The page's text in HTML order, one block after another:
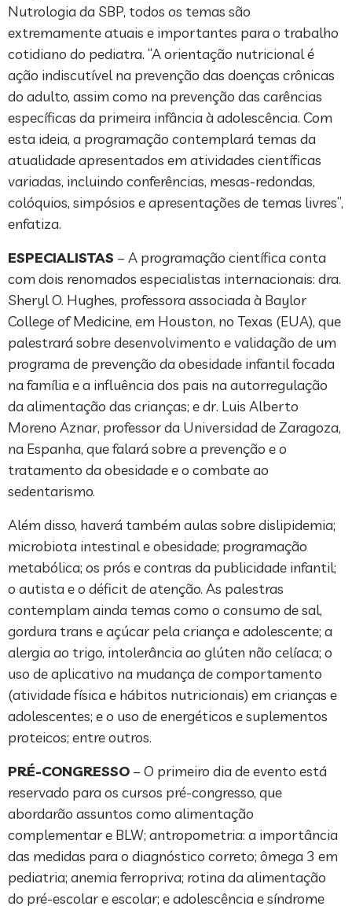
Nutrologia da SBP, todos os temas são
extremamente atuais e importantes para o trabalho
cotidiano do pediatra. “A orientação nutricional é
ação indiscutível na prevenção das doenças crônicas
do adulto, assim como na prevenção das carências
específicas da primeira infância à adolescência. Com
esta ideia, a programação contemplará temas da
atualidade apresentados em atividades científicas
variadas, incluindo conferências, mesas-redondas,
colóquios, simpósios e apresentações de temas livres”,
enfatiza.
ESPECIALISTAS – A programação científica conta
com dois renomados especialistas internacionais: dra.
Sheryl O. Hughes, professora associada à Baylor
College of Medicine, em Houston, no Texas (EUA), que
palestrará sobre desenvolvimento e validação de um
programa de prevenção da obesidade infantil focada
na família e a influência dos pais na autorregulação
da alimentação das crianças; e dr. Luis Alberto
Moreno Aznar, professor da Universidad de Zaragoza,
na Espanha, que falará sobre a prevenção e o
tratamento da obesidade e o combate ao
sedentarismo.
Além disso, haverá também aulas sobre dislipidemia;
microbiota intestinal e obesidade; programação
metabólica; os prós e contras da publicidade infantil;
o autista e o déficit de atenção. As palestras
contemplam ainda temas como o consumo de sal,
gordura trans e açúcar pela criança e adolescente; a
alergia ao trigo, intolerância ao glúten não celíaca; o
uso de aplicativo na mudança de comportamento
(atividade física e hábitos nutricionais) em crianças e
adolescentes; e o uso de energéticos e suplementos
proteicos; entre outros.
PRÉ-CONGRESSO – O primeiro dia de evento está
reservado para os cursos pré-congresso, que
abordarão assuntos como alimentação
complementar e BLW; antropometria: a importância
das medidas para o diagnóstico correto; ômega 3 em
pediatria; anemia ferropriva; rotina da alimentação
do pré-escolar e escolar; e adolescência e síndrome